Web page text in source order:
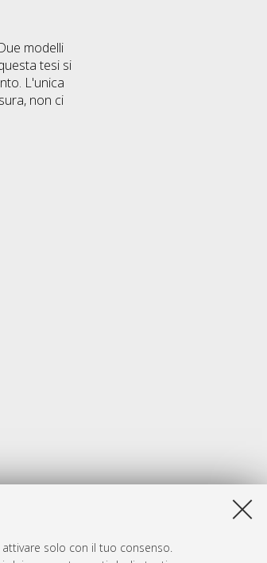
solo con il tuo consenso.
modelli
tesi si
L'unica
non ci